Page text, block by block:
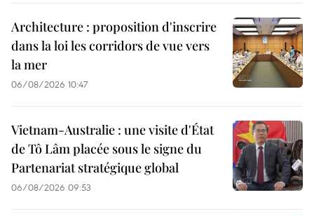
Architecture : proposition d'inscrire
dans la loi les corridors de vue vers
la mer
06/08/2026 10:47
Vietnam-Australie : une visite d'État
de Tô Lâm placée sous le signe du
Partenariat stratégique global
06/08/2026 09:53